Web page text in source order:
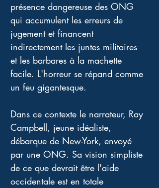
présence dangereuse des ONG
qui accumulent les erreurs de
jugement et financent
indirectement les juntes militaires
et les barbares à la machette
facile. L'horreur se répand comme
un feu gigantesque.
Dans ce contexte le narrateur, Ray
Campbell, jeune idéaliste,
débarque de New-York, envoyé
par une ONG. Sa vision simpliste
de ce que devrait être l'aide
occidentale est en totale